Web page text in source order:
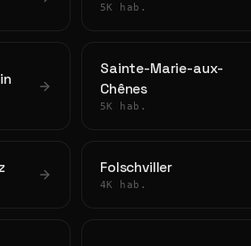
5K hab.
Sainte-Marie-aux-
Chênes
5K hab.
Folschviller
4K hab.